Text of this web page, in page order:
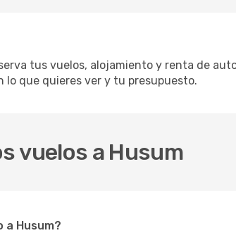
tus vuelos, alojamiento y renta de
que quieres ver y tu presupuesto.
vuelos a Husum
a Husum?